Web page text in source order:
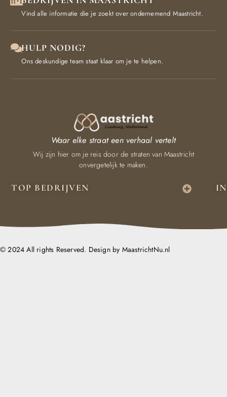
Vind alle informatie die je zoekt over ondernemend Maastricht.
HULP NODIG?
Ons deskundige team staat klaar om je te helpen.
TOP BEDRIJVEN
Waar elke straat een verhaal vertelt
Wij zijn hier om je reis door de straten van Maastricht
onvergetelijk te maken.
© 2024 All rights Reserved. Design by MaastrichtNu.nl